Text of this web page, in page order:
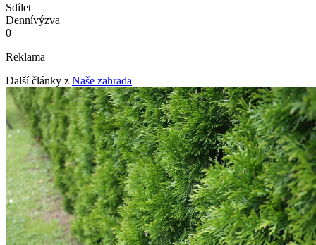
Sdílet
Dennívýzva
0
Reklama
Další články z Naše zahrada